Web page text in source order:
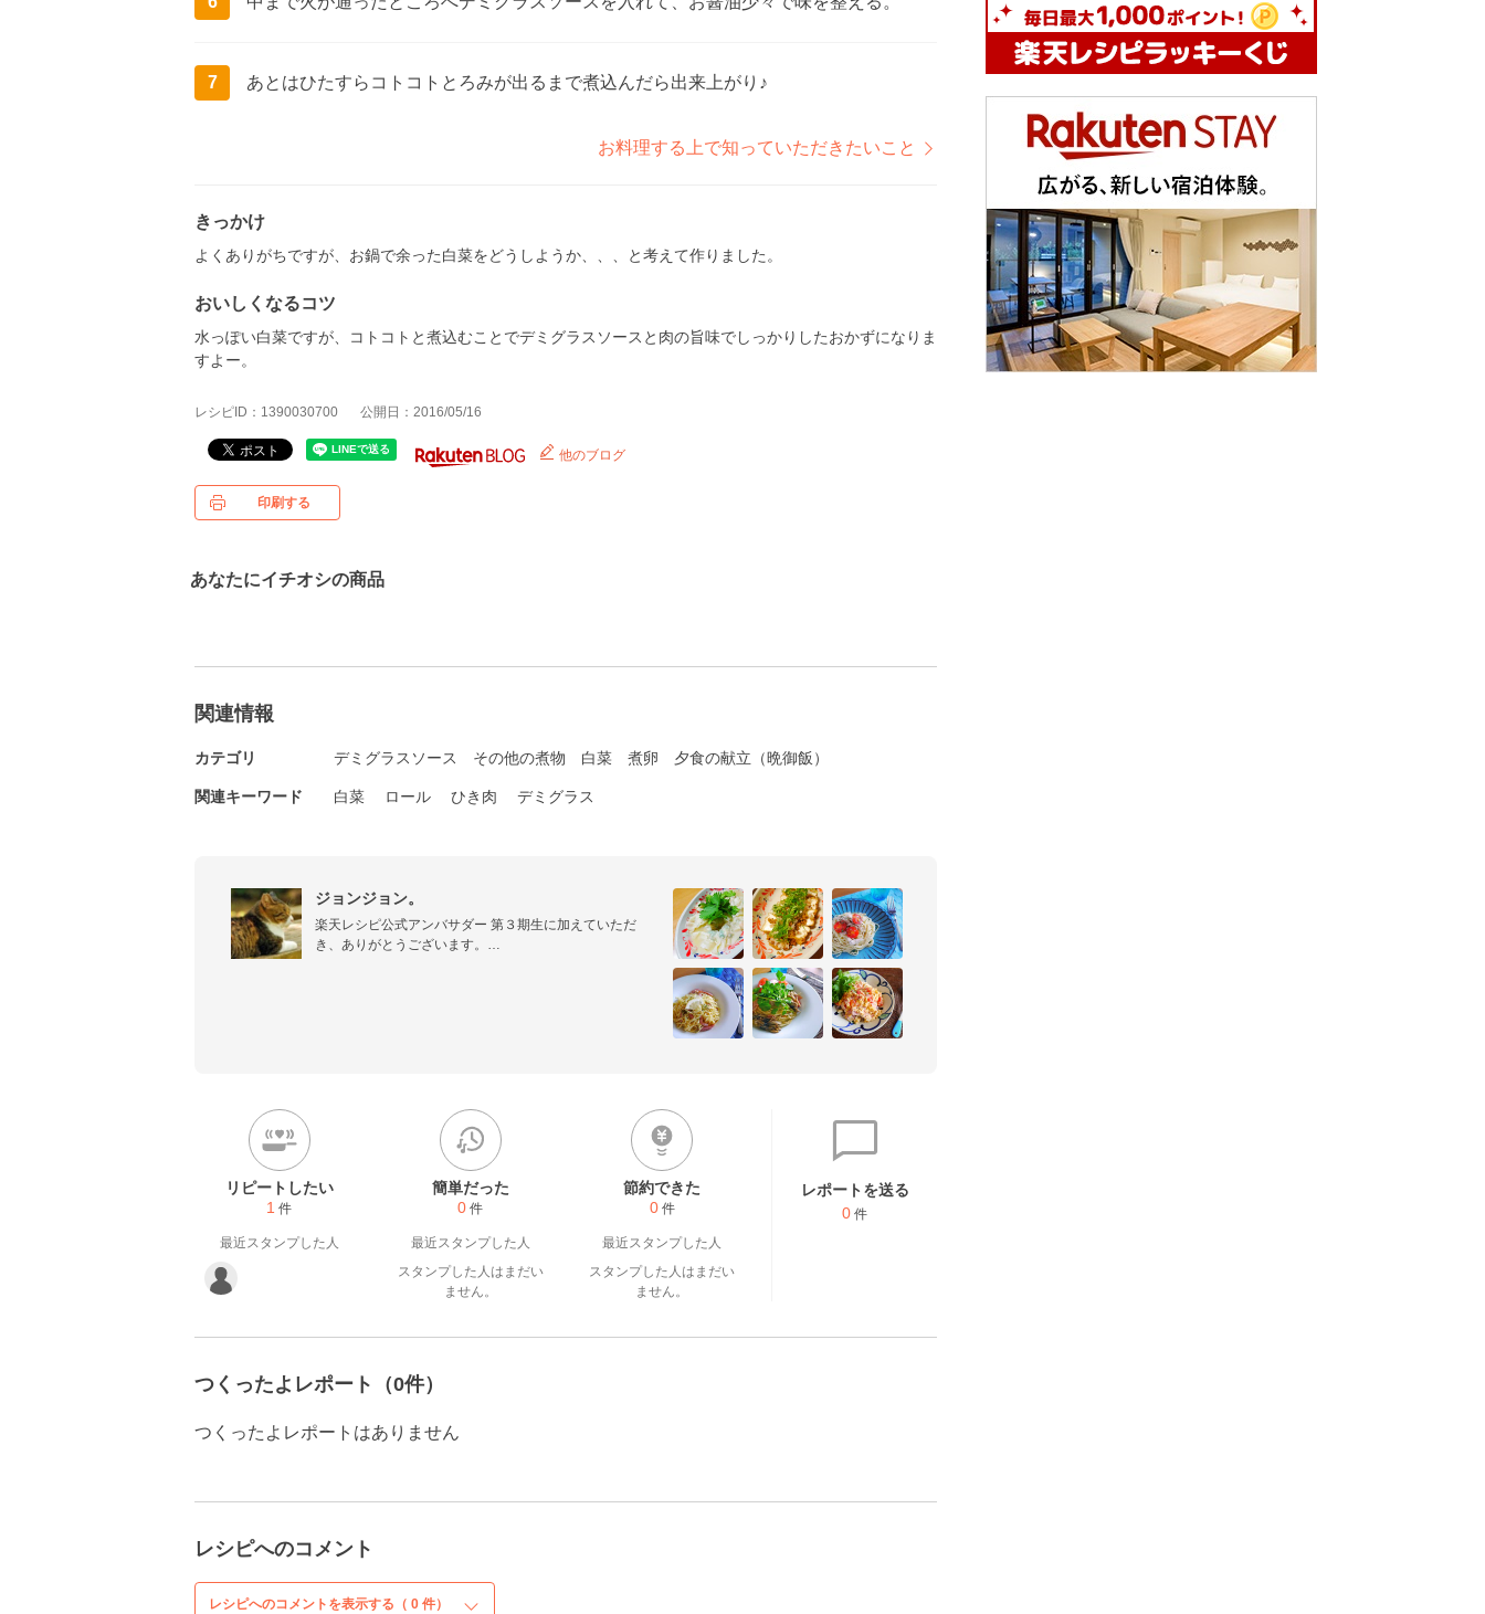
7 あとはひたすらコトコトとろみが出るまで煮込んだら出来上がり♪
お料理する上で知っていただきたいこと
きっかけ
よくありがちですが、お鍋で余った白菜をどうしようか、、、と考えて作りました。
おいしくなるコツ
水っぽい白菜ですが、コトコトと煮込むことでデミグラスソースと肉の旨味でしっかりしたおかずになりま
すよー。
レシピID：1390030700 公開日：2016/05/16
他のブログ
印刷する
あなたにイチオシの商品
関連情報
カテゴリ デミグラスソース その他の煮物 白菜 煮卵 夕食の献立（晩御飯）
関連キーワード 白菜 ロール ひき肉 デミグラス
ジョンジョン。
楽天レシピ公式アンバサダー 第３期生に加えていただ
き、ありがとうございます。
リピートしたい
1 件
最近スタンプした人
簡単だった
0 件
最近スタンプした人
スタンプした人はまだい
ません。
節約できた
0 件
最近スタンプした人
スタンプした人はまだい
ません。
レポートを送る
0 件
つくったよレポート（0件）
つくったよレポートはありません
レシピへのコメント
レシピへのコメントを表示する（ 0 件）